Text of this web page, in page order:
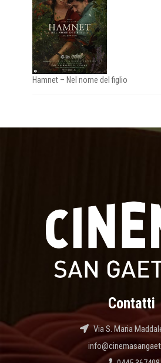
Hamnet – Nel nome del figlio
Contatti
Via S. Maria